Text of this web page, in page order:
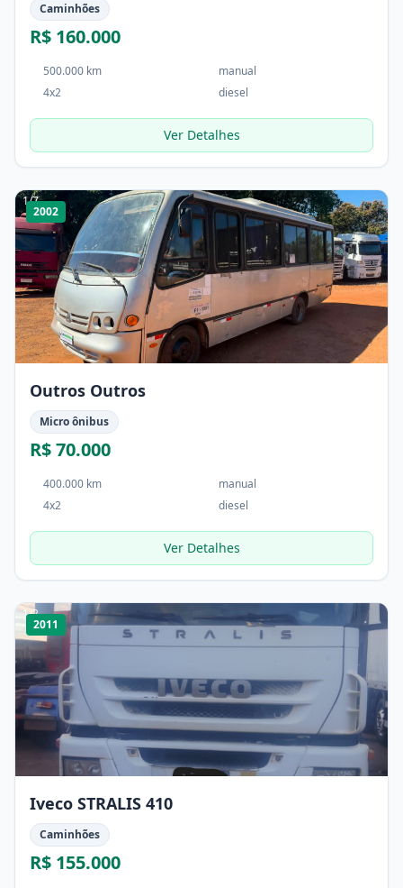
Caminhões
R$ 160.000
500.000 km
manual
4x2
diesel
Ver Detalhes
1/7
2002
Outros Outros
Micro ônibus
R$ 70.000
400.000 km
manual
4x2
diesel
Ver Detalhes
1/2
2011
Iveco STRALIS 410
Caminhões
R$ 155.000